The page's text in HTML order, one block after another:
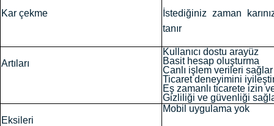
Kar çekme
İstediğiniz zaman
tanır
Artıları
Kullanıcı dostu arayüz
Basit hesap oluşturma
Canlı işlem verileri sağlar
Ticaret deneyimini
Eş zamanlı ticarete izin
Gizliliği ve güvenliği
Eksileri
Mobil uygulama yok